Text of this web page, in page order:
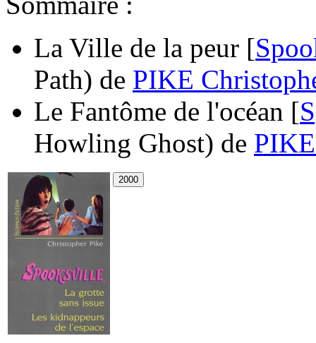
La Ville de la peur [
Path) de PIKE
Le Fantôme de l'océan [
Howling Ghost) de